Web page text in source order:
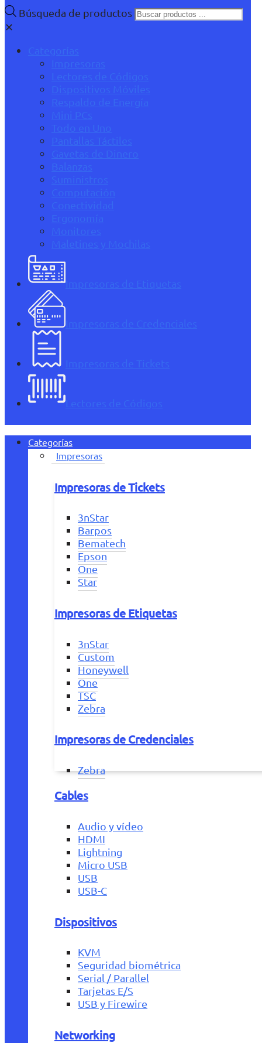
Búsqueda de productos
✕
Categorías
Impresoras
Lectores de Códigos
Dispositivos Móviles
Respaldo de Energía
Mini PCs
Todo en Uno
Pantallas Táctiles
Gavetas de Dinero
Balanzas
Suministros
Computación
Conectividad
Ergonomía
Monitores
Maletines y Mochilas
Impresoras de Etiquetas
Impresoras de Credenciales
Impresoras de Tickets
Lectores de Códigos
Categorías
Impresoras
Impresoras de Tickets
3nStar
Barpos
Bematech
Epson
One
Star
Impresoras de Etiquetas
3nStar
Custom
Honeywell
One
TSC
Zebra
Impresoras de Credenciales
Zebra
Cables
Audio y vídeo
HDMI
Lightning
Micro USB
USB
USB-C
Dispositivos
KVM
Seguridad biométrica
Serial / Parallel
Tarjetas E/S
USB y Firewire
Networking